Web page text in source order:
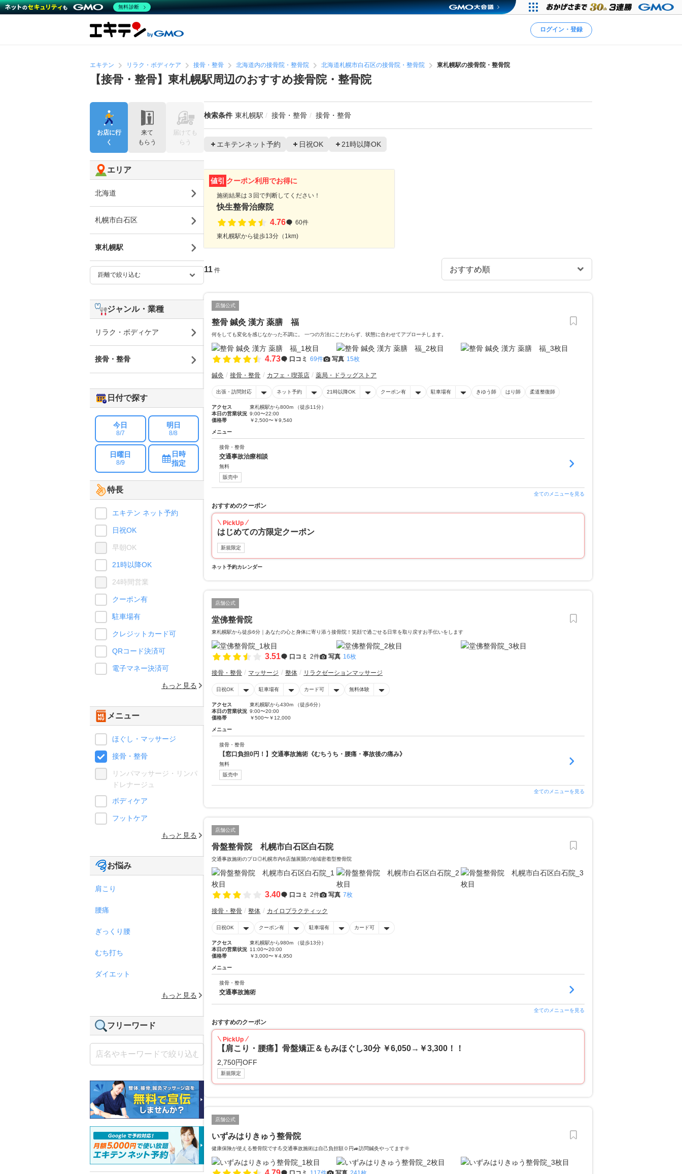
ログイン・登録
エキテン リラク・ボディケア 接骨・整骨 北海道内の接骨院・整骨院 北海道札幌市白石区の接骨院・整骨院 東札幌駅の接骨院・整骨院
【接骨・整骨】東札幌駅周辺のおすすめ接骨院・整骨院
検索条件 東札幌駅 接骨・整骨 接骨・整骨
エキテンネット予約 日祝OK 21時以降OK
値引 クーポン利用でお得に
施術結果は３回で判断してください！
快生整骨治療院
4.76
60件
東札幌駅から徒歩13分（1km)
11 件
店舗公式
整骨 鍼灸 漢方 薬膳 福
何をしても変化を感じなかった不調に。 一つの方法にこだわらず、状態に合わせてアプローチします。
4.73 口コミ 69件 写真 15枚
鍼灸 接骨・整骨 カフェ・喫茶店 薬局・ドラッグストア
出張・訪問対応 ネット予約 21時以降OK クーポン有 駐車場有 きゆう師 はり師 柔道整復師
アクセス
東札幌駅から800m （徒歩11分）
本日の営業状況 9:00〜22:00
価格帯
￥2,500〜￥9,540
メニュー
接骨・整骨
交通事故治療相談
無料
販売中
全てのメニューを見る
おすすめのクーポン
PickUp
はじめての方限定クーポン
新規限定
ネット予約カレンダー
店舗公式
堂佛整骨院
東札幌駅から徒歩6分｜あなたの心と身体に寄り添う接骨院！笑顔で過ごせる日常を取り戻すお手伝いをします
3.51 口コミ 2件 写真 16枚
接骨・整骨 マッサージ 整体 リラクゼーションマッサージ
日祝OK 駐車場有 カード可 無料体験
アクセス
東札幌駅から430m （徒歩6分）
本日の営業状況 9:00〜20:00
価格帯
￥500〜￥12,000
メニュー
接骨・整骨
【窓口負担0円！】交通事故施術《むちうち・腰痛・事故後の痛み》
無料
販売中
全てのメニューを見る
店舗公式
骨盤整骨院 札幌市白石区白石院
交通事故施術のプロ◎札幌市内6店舗展開の地域密着型整骨院
3.40 口コミ 2件 写真 7枚
接骨・整骨 整体 カイロプラクティック
日祝OK クーポン有 駐車場有 カード可
アクセス
東札幌駅から980m （徒歩13分）
本日の営業状況 11:00〜20:00
価格帯
￥3,000〜￥4,950
メニュー
接骨・整骨
交通事故施術
全てのメニューを見る
おすすめのクーポン
PickUp
【肩こり・腰痛】骨盤矯正＆もみほぐし30分 ￥6,050→￥3,300！！
2,750円OFF
新規限定
店舗公式
いずみはりきゅう整骨院
健康保険が使える整骨院です💪交通事故施術は自己負担額０円🚙訪問鍼灸やってます🌞
お店に行
く
来て
もらう
届けても
らう
エリア
北海道
札幌市白石区
東札幌駅
ジャンル・業種
リラク・ボディケア
接骨・整骨
日付で探す
今日
8/7
明日
8/8
日曜日
8/9
日時
指定
特長
エキテン ネット予約
日祝OK
早朝OK
21時以降OK
24時間営業
クーポン有
駐車場有
クレジットカード可
QRコード決済可
電子マネー決済可
もっと見る
メニュー
ほぐし・マッサージ
接骨・整骨
リンパマッサージ・リンパ
ドレナージュ
ボディケア
フットケア
もっと見る
お悩み
肩こり
腰痛
ぎっくり腰
むち打ち
ダイエット
もっと見る
フリーワード
無料診断